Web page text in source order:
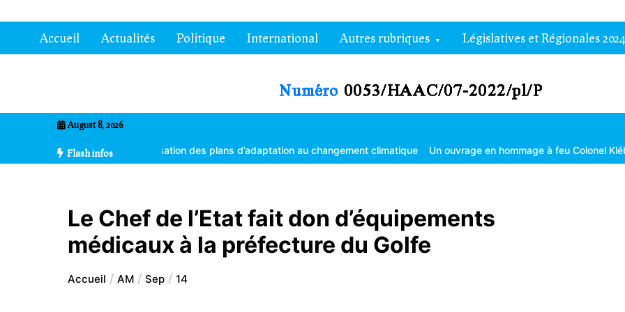
au
contenuAccueil Actualités Politique International Autres rubriques Législatives et Régionales 2024
August 8, 2026
Flash infos
formés à la vulgarisation des plans d’adaptation au changement climatique Un ouvrage en hommage à feu Colonel Kléber Dadjo
Le Chef de l’Etat fait don d’équipements
médicaux à la préfecture du Golfe
Accueil AM Sep 14